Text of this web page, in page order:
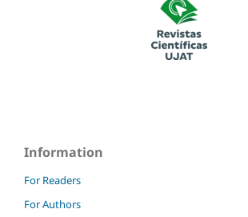
Information
For Readers
For Authors